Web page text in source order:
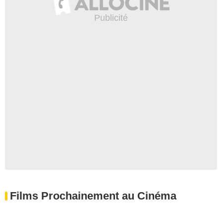
Films Prochainement au Cinéma